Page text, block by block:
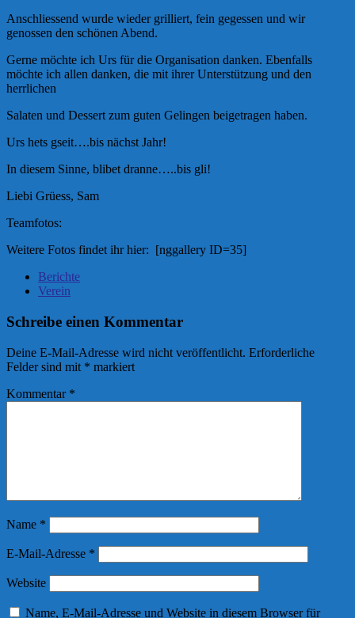
Anschliessend wurde wieder grilliert, fein gegessen und wir
genossen den schönen Abend.
Gerne möchte ich Urs für die Organisation danken. Ebenfalls
möchte ich allen danken, die mit ihrer Unterstützung und den
herrlichen
Salaten und Dessert zum guten Gelingen beigetragen haben.
Urs hets gseit….bis nächst Jahr!
In diesem Sinne, blibet dranne…..bis gli!
Liebi Grüess, Sam
Teamfotos:
Weitere Fotos findet ihr hier: [nggallery ID=35]
Berichte
Verein
Schreibe einen Kommentar
Deine E-Mail-Adresse wird nicht veröffentlicht. Erforderliche
Felder sind mit * markiert
Kommentar *
Name *
E-Mail-Adresse *
Website
Name, E-Mail-Adresse und Website in diesem Browser für